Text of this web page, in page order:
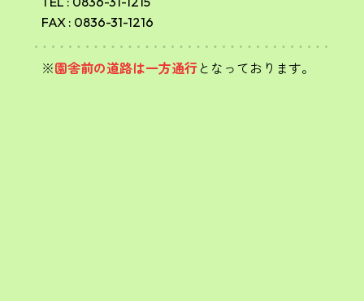
FAX : 0836-31-1216
※園舎前の道路は一方通行となっております。